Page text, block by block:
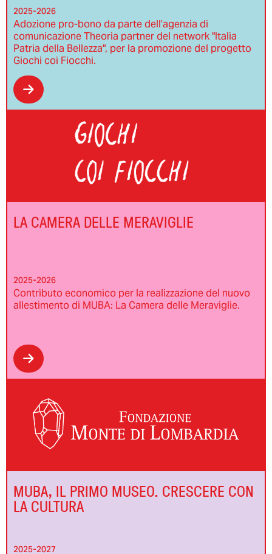
2025-2026
Adozione pro-bono da parte dell’agenzia di
comunicazione Theoria partner del network "Italia
Patria della Bellezza", per la promozione del progetto
Giochi coi Fiocchi.
LA CAMERA DELLE MERAVIGLIE
2025-2026
Contributo economico per la realizzazione del nuovo
allestimento di MUBA: La Camera delle Meraviglie.
MUBA, IL PRIMO MUSEO. CRESCERE CON
LA CULTURA